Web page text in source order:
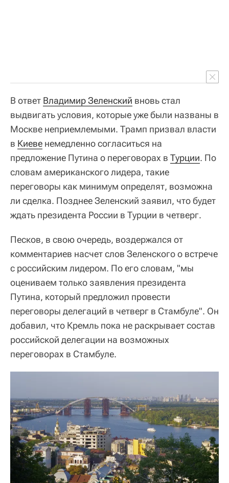
В ответ Владимир Зеленский вновь стал
выдвигать условия, которые уже были названы в
Москве неприемлемыми. Трамп призвал власти
в Киеве немедленно согласиться на
предложение Путина о переговорах в Турции. По
словам американского лидера, такие
переговоры как минимум определят, возможна
ли сделка. Позднее Зеленский заявил, что будет
ждать президента России в Турции в четверг.
Песков, в свою очередь, воздержался от
комментариев насчет слов Зеленского о встрече
с российским лидером. По его словам, "мы
оцениваем только заявления президента
Путина, который предложил провести
переговоры делегаций в четверг в Стамбуле". Он
добавил, что Кремль пока не раскрывает состав
российской делегации на возможных
переговорах в Стамбуле.